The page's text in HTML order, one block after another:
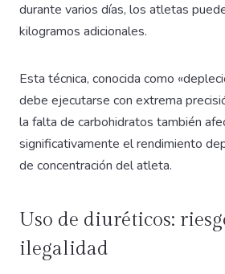
durante varios días, los atletas
kilogramos adicionales.
Esta técnica, conocida como
debe ejecutarse con extrema
la falta de carbohidratos también
significativamente el rendimiento
de concentración del atleta.
Uso de diuréticos:
ilegalidad